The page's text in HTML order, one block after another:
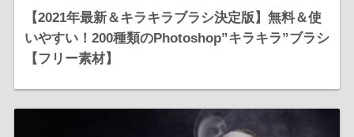
【2021年最新＆キラキラブラシ決定版】無料＆使
いやすい！200種類のPhotoshop”キラキラ”ブラシ
【フリー素材】